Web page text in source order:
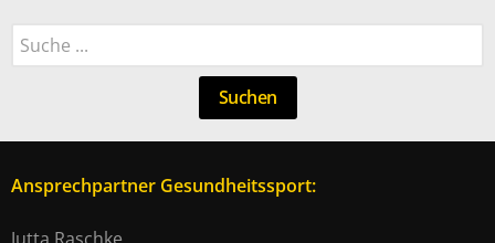
Suchen
Suchen
Ansprechpartner Gesundheitssport: